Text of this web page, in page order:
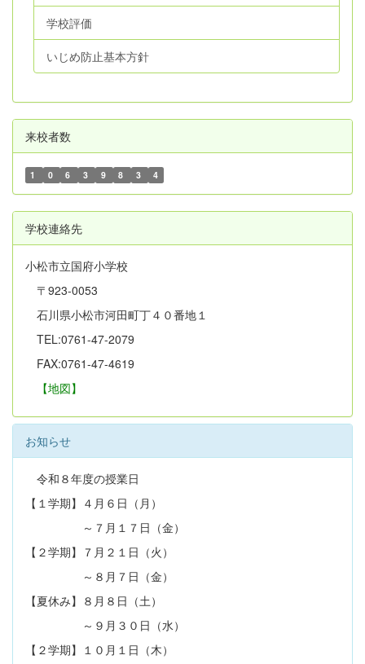
学校評価
いじめ防止基本方針
来校者数
1 0 6 3 9 8 3 4
学校連絡先
小松市立国府小学校
〒923-0053
石川県小松市河田町丁４０番地１
TEL:0761-47-2079
FAX:0761-47-4619
【地図】
お知らせ
令和８年度の授業日
【１学期】４月６日（月）
～７月１７日（金）
【２学期】７月２１日（火）
～８月７日（金）
【夏休み】８月８日（土）
～９月３０日（水）
【２学期】１０月１日（木）